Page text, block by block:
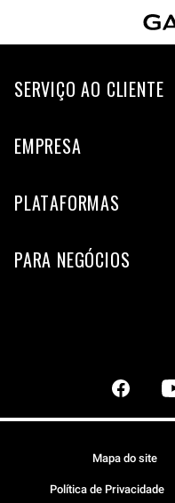
SERVIÇO AO CLIENTE
EMPRESA
PLATAFORMAS
PARA NEGÓCIOS
Mapa do site
Política de Privacidade